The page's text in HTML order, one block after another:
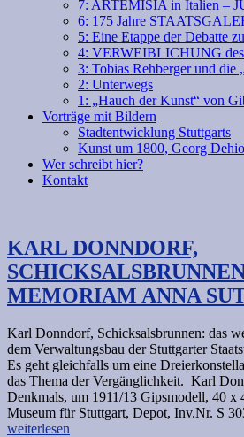
7: ARTEMISIA in Italien –
6: 175 Jahre
5: Eine Etappe der Debatte
4: VERWEIBLICHUNG des
3: Tobias Rehberger und die
2: Unterwegs
1: „Hauch der Kunst“ von
Vorträge mit Bildern
Stadtentwicklung Stuttgarts
Kunst um 1800, Georg
Wer schreibt hier?
Kontakt
KARL DONNDORF,
MEMORIAM ANNA
Karl Donndorf, Schicksalsbrunnen: das
dem Verwaltungsbau der Stuttgarter
Es geht gleichfalls um eine
das Thema der Vergänglichkeit. Karl
Denkmals, um 1911/13 Gipsmodell, 40 x
Museum für Stuttgart, Depot, Inv.Nr. S
weiterlesen